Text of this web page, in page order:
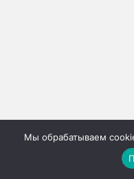
Мы обрабатываем